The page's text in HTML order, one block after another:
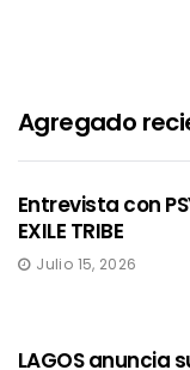
Agregado
Entrevista con
EXILE TRIBE
Julio 15, 2026
LAGOS anuncia